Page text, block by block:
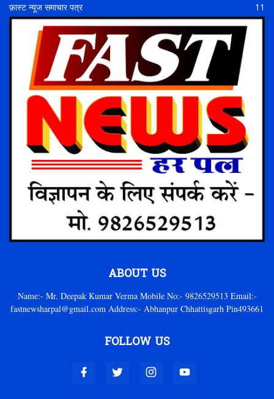
फ़ास्ट न्यूज समाचार पत्र
11
ABOUT US
Name:- Mr. Deepak Kumar Verma Mobile No:- 9826529513 Email:-
fastnewsharpal@gmail.com Address:- Abhanpur Chhattisgarh Pin493661
FOLLOW US